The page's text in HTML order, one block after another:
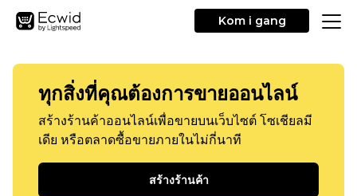
Kom i gang
ทุกสิ่งที่คุณต้องการขายออนไลน์
สร้างร้านค้าออนไลน์เพื่อขายบนเว็บไซต์ โซเชียลมี
เดีย หรือตลาดซื้อขายภายในไม่กี่นาที
สร้างร้านค้า